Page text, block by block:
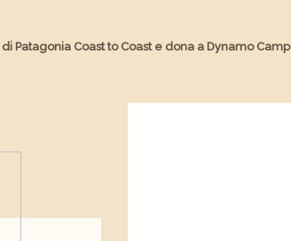
Patagonia Coast to Coast e dona a Dynamo Camp